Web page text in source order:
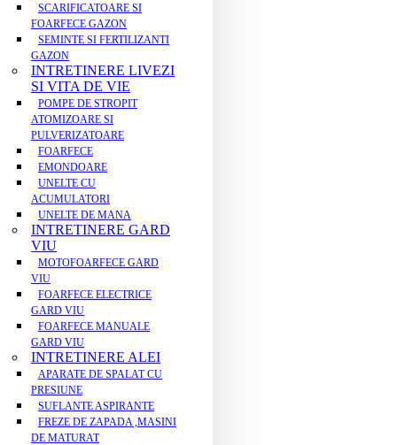
SCARIFICATOARE SI
FOARFECE GAZON
SEMINTE SI FERTILIZANTI
GAZON
INTRETINERE LIVEZI
SI VITA DE VIE
POMPE DE STROPIT
ATOMIZOARE SI
PULVERIZATOARE
FOARFECE
EMONDOARE
UNELTE CU
ACUMULATORI
UNELTE DE MANA
INTRETINERE GARD
VIU
MOTOFOARFECE GARD
VIU
FOARFECE ELECTRICE
GARD VIU
FOARFECE MANUALE
GARD VIU
INTRETINERE ALEI
APARATE DE SPALAT CU
PRESIUNE
SUFLANTE ASPIRANTE
FREZE DE ZAPADA ,MASINI
DE MATURAT